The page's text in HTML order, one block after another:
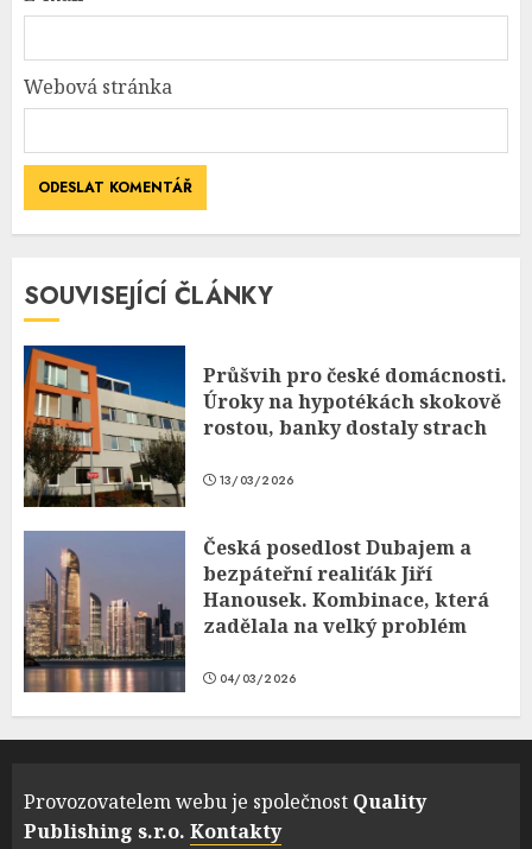
Webová stránka
SOUVISEJÍCÍ ČLÁNKY
Průšvih pro české domácnosti.
Úroky na hypotékách skokově
rostou, banky dostaly strach
13/03/2026
Česká posedlost Dubajem a
bezpáteřní realiťák Jiří
Hanousek. Kombinace, která
zadělala na velký problém
04/03/2026
Provozovatelem webu je společnost Quality
Publishing s.r.o. Kontakty